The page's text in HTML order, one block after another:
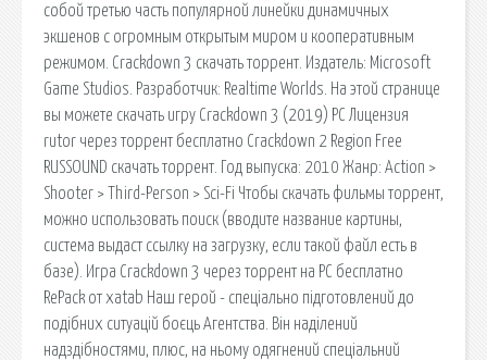
собой третью часть популярной линейки динамичных
экшенов с огромным открытым миром и кооперативным
режимом. Crackdown 3 скачать торрент. Издатель: Microsoft
Game Studios. Разработчик: Realtime Worlds. На этой странице
вы можете скачать игру Crackdown 3 (2019) PC Лицензия
rutor через торрент бесплатно Crackdown 2 Region Free
RUSSOUND скачать торрент. Год выпуска: 2010 Жанр: Action >
Shooter > Third-Person > Sci-Fi Чтобы скачать фильмы торрент,
можно использовать поиск (вводите название картины,
система выдаст ссылку на загрузку, если такой файл есть в
базе). Игра Crackdown 3 через торрент на PC бесплатно
RePack от xatab Наш герой - спеціально підготовлений до
подібних ситуацій боєць Агентства. Він наділений
надздібностями, плюс, на ньому одягнений спеціальний